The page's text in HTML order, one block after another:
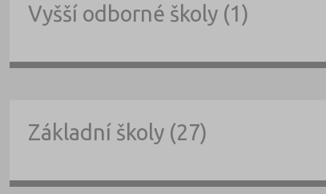
Vyšší odborné školy (1)
Základní školy (27)